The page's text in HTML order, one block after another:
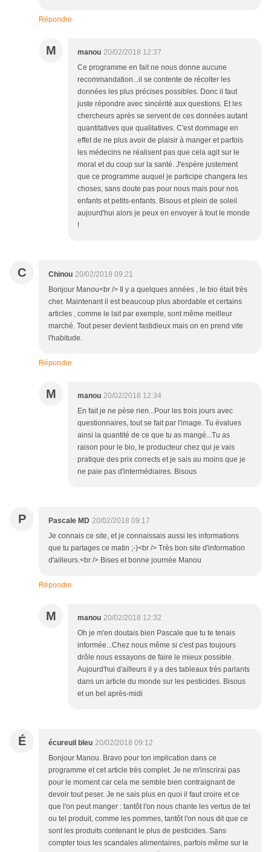
Répondre
M manou 20/02/2018 12:37
Ce programme en fait ne nous donne aucune
recommandation...il se contente de récolter les
données les plus précises possibles. Donc il faut
juste répondre avec sincérité aux questions. Et les
chercheurs après se servent de ces données autant
quantitatives que qualitatives. C'est dommage en
effet de ne plus avoir de plaisir à manger et parfois
les médecins ne réalisent pas que cela agit sur le
moral et du coup sur la santé. J'espère justement
que ce programme auquel je participe changera les
choses, sans doute pas pour nous mais pour nos
enfants et petits-enfants. Bisous et plein de soleil
aujourd'hui alors je peux en envoyer à tout le monde
!
C Chinou 20/02/2018 09:21
Bonjour Manou<br /> Il y a quelques années , le bio était très
cher. Maintenant il est beaucoup plus abordable et certains
articles , comme le lait par exemple, sont même meilleur
marché. Tout peser devient fastidieux mais on en prend vite
l'habitude.
Répondre
M manou 20/02/2018 12:34
En fait je ne pèse rien...Pour les trois jours avec
questionnaires, tout se fait par l'image. Tu évalues
ainsi la quantité de ce que tu as mangé...Tu as
raison pour le bio, le producteur chez qui je vais
pratique des prix corrects et je sais au moins que je
ne paie pas d'intermédiaires. Bisous
P Pascale MD 20/02/2018 09:17
Je connais ce site, et je connaissais aussi les informations
que tu partages ce matin ;-)<br /> Très bon site d'information
d'ailleurs.<br /> Bises et bonne journée Manou
Répondre
M manou 20/02/2018 12:32
Oh je m'en doutais bien Pascale que tu te tenais
informée...Chez nous même si c'est pas toujours
drôle nous essayons de faire le mieux possible.
Aujourd'hui d'ailleurs il y a des tableaux très parlants
dans un article du monde sur les pesticides. Bisous
et un bel après-midi
É écureuil bleu 20/02/2018 09:12
Bonjour Manou. Bravo pour ton implication dans ce
programme et cet article très complet. Je ne m'inscrirai pas
pour le moment car cela me semble bien contraignant de
devoir tout peser. Je ne sais plus en quoi il faut croire et ce
que l'on peut manger : tantôt l'on nous chante les vertus de tel
ou tel produit, comme les pommes, tantôt l'on nous dit que ce
sont les produits contenant le plus de pesticides. Sans
compter tous les scandales alimentaires, parfois même sur le